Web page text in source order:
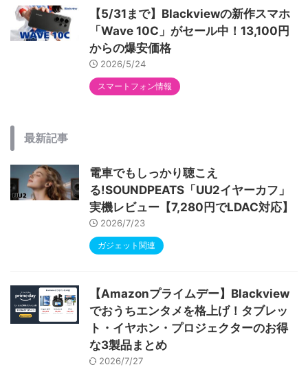
【5/31まで】Blackviewの新作スマホ
「Wave 10C」がセール中！13,100円
からの爆安価格
2026/5/24
スマートフォン情報
最新記事
電車でもしっかり聴こえ
る!SOUNDPEATS「UU2イヤーカフ」
実機レビュー【7,280円でLDAC対応】
2026/7/23
ガジェット関連
【Amazonプライムデー】Blackview
でおうちエンタメを格上げ！タブレッ
ト・イヤホン・プロジェクターのお得
な3製品まとめ
2026/7/27